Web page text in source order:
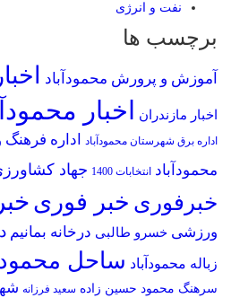
نفت و انرژی
برچسب ها
آموزش و پرورش محمودآباد
اخبار مازندران اخبار
اداره برق شهرستان محمودآباد
اداره
محمودآباد انتخابات 1400 جهاد
خبرفوری خبر فوری
ورزشی خسرو طالبی درخانه بمانیم
زباله محمودآباد ساحل
سرهنگ محمود حسین زاده سعید فرزانه